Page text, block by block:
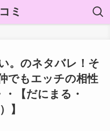
ミ
。のネタバレ！そ
でもエッチの相性
【だにまる・
】